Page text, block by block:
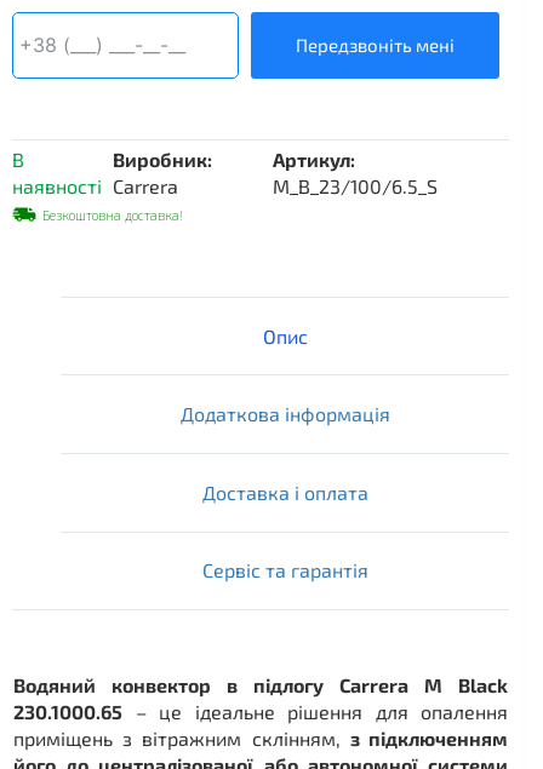
Carrera
M,
корпус
кількість
Передзвоніть мені
В
наявності
Виробник:
Carrera
Артикул:
M_B_23/100/6.5_S
Безкоштовна доставка!
Опис
Додаткова інформація
Доставка і оплата
Сервіс та гарантія
Водяний конвектор в підлогу Carrera M Black
230.1000.65 – це ідеальне рішення для опалення
приміщень з вітражним склінням, з підключенням